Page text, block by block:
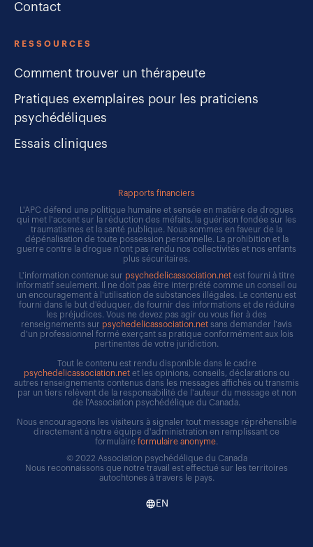
Contact
RESSOURCES
Comment trouver un thérapeute
Pratiques exemplaires pour les praticiens
psychédéliques
Essais cliniques
Rapports financiers
L'APC défend une politique humaine et sensée en matière de drogues
qui met l'accent sur la réduction des méfaits, la guérison fondée sur les
traumatismes et la santé publique. Nous sommes en faveur de la
dépénalisation de toute possession personnelle. La prohibition et la
guerre contre la drogue n'ont pas rendu nos collectivités et nos enfants
plus sécuritaires.
L'information contenue sur psychedelicassociation.netest fourni à titre
informatif seulement. Il ne doit pas être interprété comme un conseil ou
un encouragement à l'utilisation de substances illégales. Le contenu est
fourni dans le but d'éduquer, de fournir des informations et de réduire
les préjudices. Vous ne devez pas agir ou vous fier à des
renseignements sur psychedelicassociation.net sans demander l'avis
d'un professionnel formé exerçant sa pratique conformément aux lois
pertinentes de votre juridiction.
Tout le contenu est rendu disponible dans le cadre
psychedelicassociation.net et les opinions, conseils, déclarations ou
autres renseignements contenus dans les messages affichés ou transmis
par un tiers relèvent de la responsabilité de l'auteur du message et non
de l'Association psychédélique du Canada.
Nous encourageons les visiteurs à signaler tout message répréhensible
directement à notre équipe d'administration en remplissant ce
formulaire formulaire anonyme.
© 2022 Association psychédélique du Canada
Nous reconnaissons que notre travail est effectué sur les territoires
autochtones à travers le pays.
EN